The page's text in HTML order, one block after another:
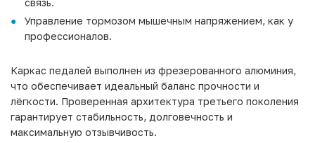
Управление тормозом мышечным напряжением, как у
профессионалов.
Каркас педалей выполнен из фрезерованного алюминия,
что обеспечивает идеальный баланс прочности и
лёгкости. Проверенная архитектура третьего поколения
гарантирует стабильность, долговечность и
максимальную отзывчивость.